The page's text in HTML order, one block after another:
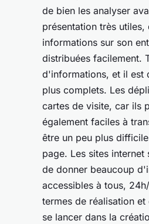
de bien les analyser
présentation très
informations sur son
distribuées facilement.
d'informations, et il est
plus complets. Les
cartes de visite, car ils
également faciles à
être un peu plus
page. Les sites
de donner beaucoup
accessibles à tous,
termes de réalisation
se lancer dans la